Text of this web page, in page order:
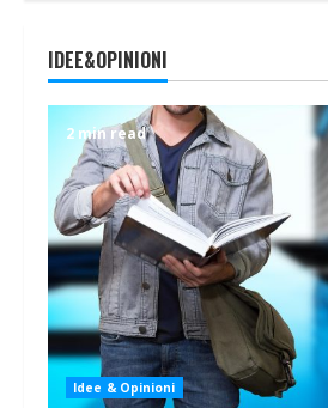
IDEE&OPINIONI
2 min read
Idee & Opinioni